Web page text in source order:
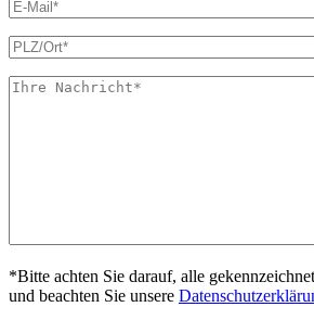
*Bitte achten Sie darauf, alle
und beachten Sie unsere